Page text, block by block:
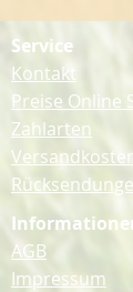
Service
Kontakt
Preise Online
Zahlarten
AGB
Impressum